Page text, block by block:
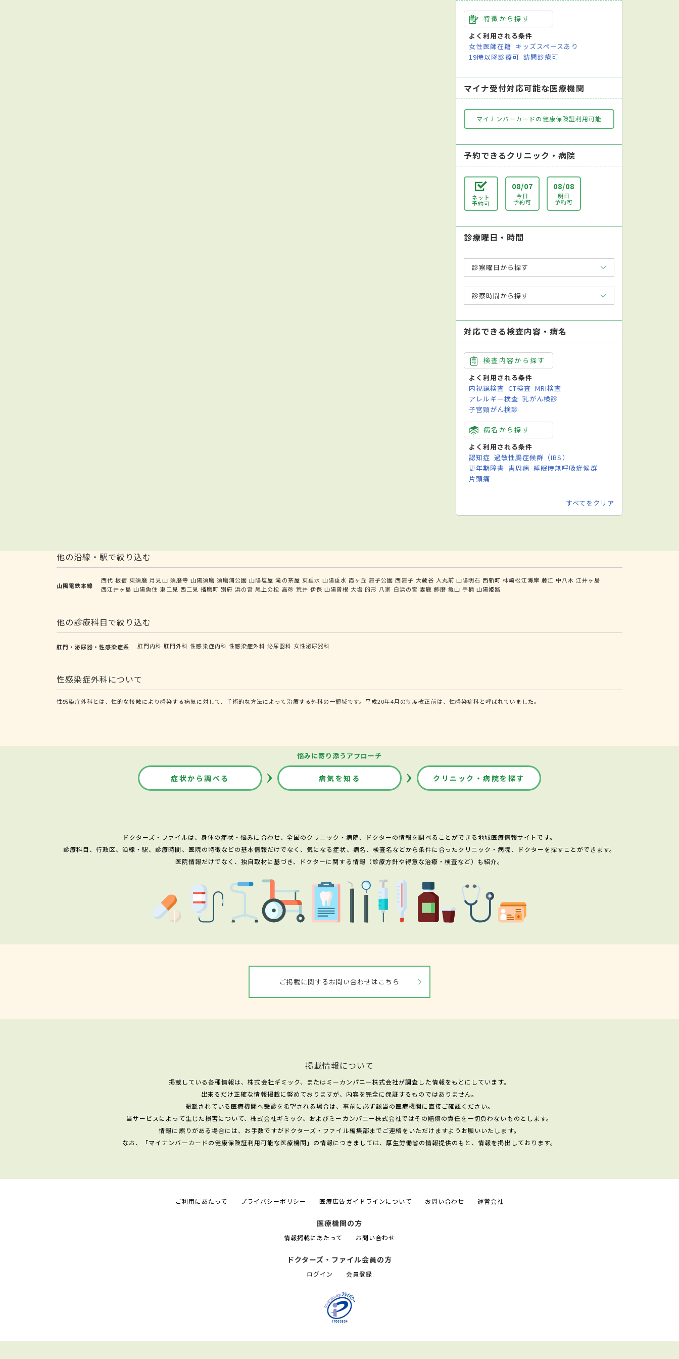
特徴から探す
よく利用される条件
女性医師在籍 キッズスペースあり
19時以降診療可 訪問診療可
マイナ受付対応可能な医療機関
マイナンバーカードの健康保険証利用可能
予約できるクリニック・病院
ネット
予約可
08/07
今日
予約可
08/08
明日
予約可
診療曜日・時間
診察曜日から探す
診察時間から探す
対応できる検査内容・病名
検査内容から探す
よく利用される条件
内視鏡検査 CT検査 MRI検査
アレルギー検査 乳がん検診
子宮頸がん検診
病名から探す
よく利用される条件
認知症 過敏性腸症候群（IBS）
更年期障害 歯周病 睡眠時無呼吸症候群
片頭痛
すべてをクリア
他の沿線・駅で絞り込む
山陽電鉄本線
西代 板宿 東須磨 月見山 須磨寺 山陽須磨 須磨浦公園 山陽塩屋 滝の茶屋 東垂水 山陽垂水 霞ヶ丘 舞子公園 西舞子 大蔵谷 人丸前 山陽明石 西新町 林崎松江海岸 藤江 中八木 江井ヶ島
西江井ヶ島 山陽魚住 東二見 西二見 播磨町 別府 浜の宮 尾上の松 高砂 荒井 伊保 山陽曽根 大塩 的形 八家 白浜の宮 妻鹿 飾磨 亀山 手柄 山陽姫路
他の診療科目で絞り込む
肛門・泌尿器・性感染症系 肛門内科 肛門外科 性感染症内科 性感染症外科 泌尿器科 女性泌尿器科
性感染症外科について
性感染症外科とは、性的な接触により感染する病気に対して、手術的な方法によって治療する外科の一領域です。平成20年4月の制度改正前は、性感染症科と呼ばれていました。
悩みに寄り添うアプローチ
症状から調べる 病気を知る クリニック・病院を探す
ドクターズ・ファイルは、身体の症状・悩みに合わせ、全国のクリニック・病院、ドクターの情報を調べることができる地域医療情報サイトです。
診療科目、行政区、沿線・駅、診療時間、医院の特徴などの基本情報だけでなく、気になる症状、病名、検査名などから条件に合ったクリニック・病院、ドクターを探すことができます。
医院情報だけでなく、独自取材に基づき、ドクターに関する情報（診療方針や得意な治療・検査など）も紹介。
ご掲載に関するお問い合わせはこちら
掲載情報について
掲載している各種情報は、株式会社ギミック、またはミーカンパニー株式会社が調査した情報をもとにしています。
出来るだけ正確な情報掲載に努めておりますが、内容を完全に保証するものではありません。
掲載されている医療機関へ受診を希望される場合は、事前に必ず該当の医療機関に直接ご確認ください。
当サービスによって生じた損害について、株式会社ギミック、およびミーカンパニー株式会社ではその賠償の責任を一切負わないものとします。
情報に誤りがある場合には、お手数ですがドクターズ・ファイル編集部までご連絡をいただけますようお願いいたします。
なお、「マイナンバーカードの健康保険証利用可能な医療機関」の情報につきましては、厚生労働省の情報提供のもと、情報を掲出しております。
ご利用にあたって プライバシーポリシー 医療広告ガイドラインについて お問い合わせ 運営会社
医療機関の方
情報掲載にあたって お問い合わせ
ドクターズ・ファイル会員の方
ログイン 会員登録